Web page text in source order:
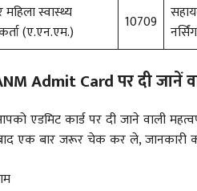
महिला स्वास्थ्य
(ए.एन.एम.)
10709
Admit Card पर दी जानें
एडमिट कार्ड पर दी जाने वाली
एक बार जरूर चेक कर ले, जानकारी